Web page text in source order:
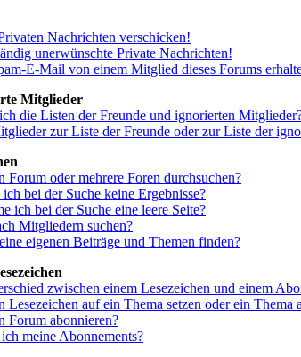
Nachrichten verschicken!
unerwünschte Private Nachrichten!
E-Mail von einem Mitglied dieses Forums
Mitglieder
die Listen der Freunde und ignorierten
zur Liste der Freunde oder zur Liste der
Forum oder mehrere Foren durchsuchen?
bei der Suche keine Ergebnisse?
ich bei der Suche eine leere Seite?
Mitgliedern suchen?
eigenen Beiträge und Themen finden?
zwischen einem Lesezeichen und einem
Lesezeichen auf ein Thema setzen oder ein Thema
Forum abonnieren?
meine Abonnements?